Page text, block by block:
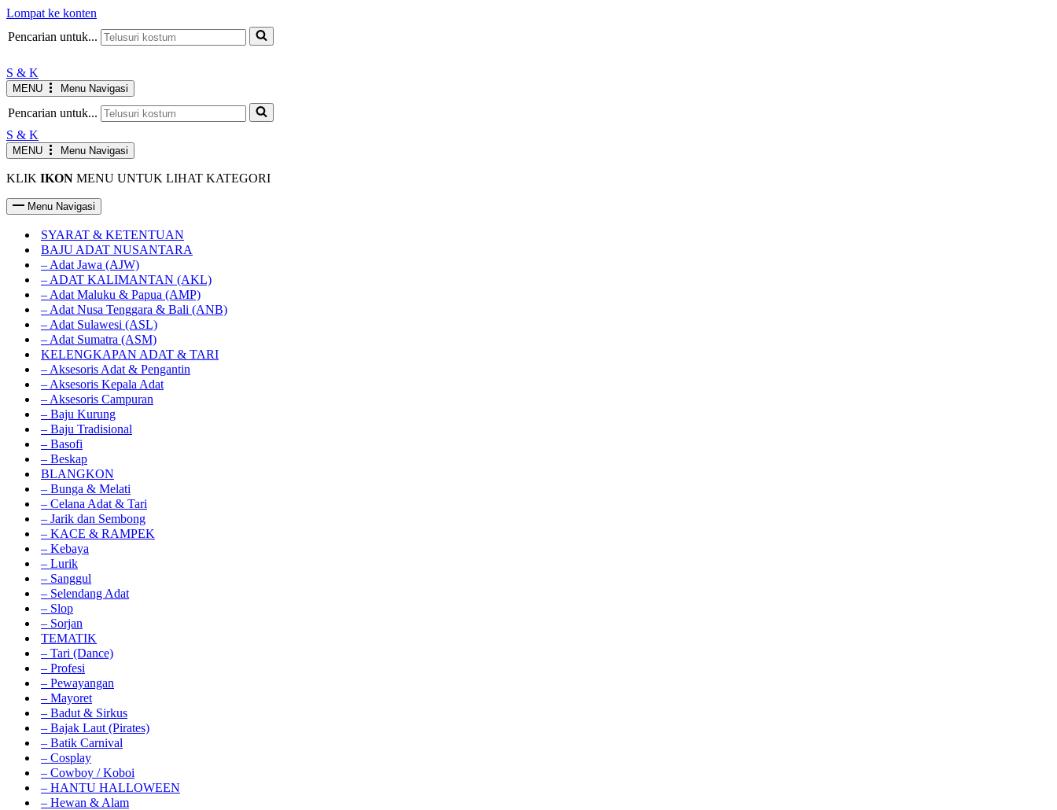
Lompat ke konten
Pencarian untuk...
S & K
MENU Menu Navigasi
Pencarian untuk...
S & K
MENU Menu Navigasi
KLIK IKON MENU UNTUK LIHAT KATEGORI
Menu Navigasi
SYARAT & KETENTUAN
BAJU ADAT NUSANTARA
– Adat Jawa (AJW)
– ADAT KALIMANTAN (AKL)
– Adat Maluku & Papua (AMP)
– Adat Nusa Tenggara & Bali (ANB)
– Adat Sulawesi (ASL)
– Adat Sumatra (ASM)
KELENGKAPAN ADAT & TARI
– Aksesoris Adat & Pengantin
– Aksesoris Kepala Adat
– Aksesoris Campuran
– Baju Kurung
– Baju Tradisional
– Basofi
– Beskap
BLANGKON
– Bunga & Melati
– Celana Adat & Tari
– Jarik dan Sembong
– KACE & RAMPEK
– Kebaya
– Lurik
– Sanggul
– Selendang Adat
– Slop
– Sorjan
TEMATIK
– Tari (Dance)
– Profesi
– Pewayangan
– Mayoret
– Badut & Sirkus
– Bajak Laut (Pirates)
– Batik Carnival
– Cosplay
– Cowboy / Koboi
– HANTU HALLOWEEN
– Hewan & Alam